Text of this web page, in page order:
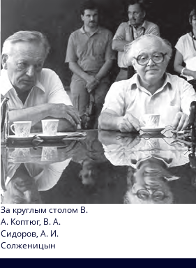
За круглым столом В.
А. Коптюг, В. А.
Сидоров, А. И.
Солженицын